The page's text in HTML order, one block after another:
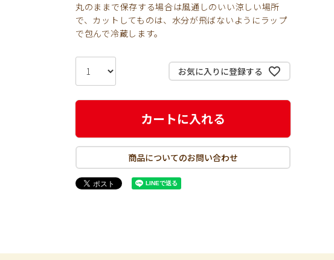
丸のままで保存する場合は風通しのいい涼しい場所
で、カットしてものは、水分が飛ばないようにラップ
で包んで冷蔵します。
お気に入りに登録する
カートに入れる
商品についてのお問い合わせ